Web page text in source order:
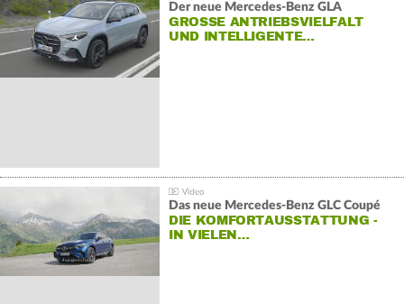
Der neue Mercedes-Benz GLA
GROSSE ANTRIEBSVIELFALT U
ND INTELLIGENTE…
Das neue Mercedes-Benz GLC Coupé
DIE KOMFORTAUSSTATTUNG -
IN VIELEN…